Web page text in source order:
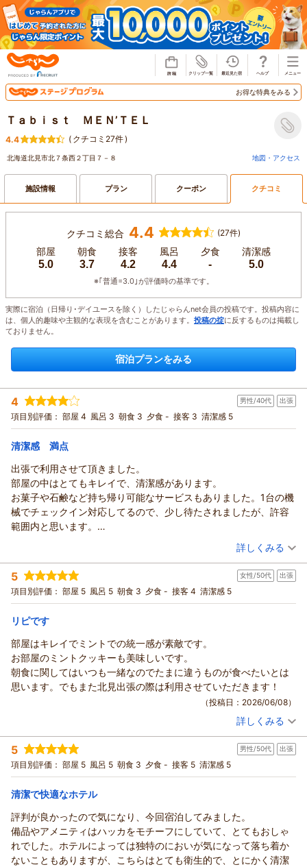
お得な特典をみる
Ｔａｂｉｓｔ ＭＥＮ’ＴＥＬ
4.4 ( クチコミ27件)
北海道北見市北７条西２丁目７－８ 地図・アクセス
施設情報 プラン クーポン クチコミ
クチコミ総合 4.4 (27件)
部屋
5.0
朝食
3.7
接客
4.2
風呂
4.4
夕食
-
清潔感
5.0
※｢普通=3.0｣が評価時の基準です。
実際に宿泊（日帰り･デイユースを除く）したじゃらんnet会員の投稿です。投稿内容に
は、個人的趣味や主観的な表現を含むことがあります。 投稿の掟に反するものは掲載し
ておりません。
宿泊プランをみる
4 男性/40代 出張
項目別評価： 部屋 4 風呂 3 朝食 3 夕食 - 接客 3 清潔感 5
清潔感 満点
出張で利用させて頂きました。
部屋の中はとてもキレイで、清潔感があります。
お菓子や石鹸など持ち帰り可能なサービスもありました。1台の機
械でチェックイン対応してるので、少し待たされましたが、許容
範囲内と思います。
（投稿日：2026/07/27）
宿泊時期： 2026年06月宿泊 (出張)
投稿者： 山田さん
宿泊プラン： 【朝食付】リノベーション済み！北見駅近く、ビジネスにも！
Wifi無料【無料駐車場有】
ダブル 朝のみ
宿泊価格帯：
詳しくみる
5 女性/50代 出張
項目別評価： 部屋 5 風呂 5 朝食 3 夕食 - 接客 4 清潔感 5
リピです
部屋はキレイでミントでの統一感が素敵です。
お部屋のミントクッキーも美味しいです。
朝食に関してはいつも一緒なのでたまに違うものが食べたいとは
思います。でもまた北見出張の際は利用させていただきます！
（投稿日：2026/06/08）
投稿者： B☆Bさん(女性/50代)
宿泊プラン： 【朝食付】リノベーション済み！北見駅近く、ビジネスにも！
Wifi無料【無料駐車場有】
ダブル 朝のみ
宿泊価格帯： 7,001～8,000円(大人一人あたり/税込)
詳しくみる
5 男性/50代 出張
項目別評価： 部屋 5 風呂 5 朝食 3 夕食 - 接客 5 清潔感 5
清潔で快適なホテル
評判が良かったので気になり、今回宿泊してみました。
備品やアメニティはハッカをモチーフにしていて、とてもおしゃ
れでした。ホテルによっては独特のにおいが気になって落ち着か
ないこともありますが、こちらはとても衛生的で、とにかく清潔